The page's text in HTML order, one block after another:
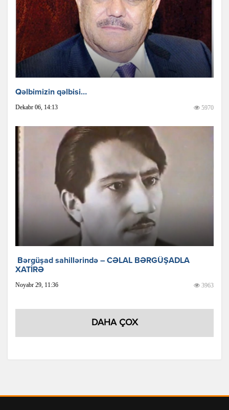
Qəlbimizin qəlbisi…
Dekabr 06, 14:13 5970
Bərgüşad sahillərində – CƏLAL BƏRGÜŞADLA
XATİRƏ
Noyabr 29, 11:36 3963
DAHA ÇOX